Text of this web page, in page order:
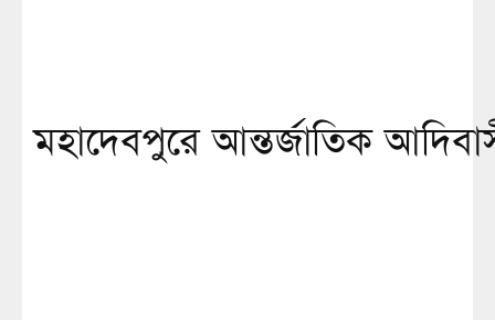
মহাদেবপুরে আন্তর্জাতিক